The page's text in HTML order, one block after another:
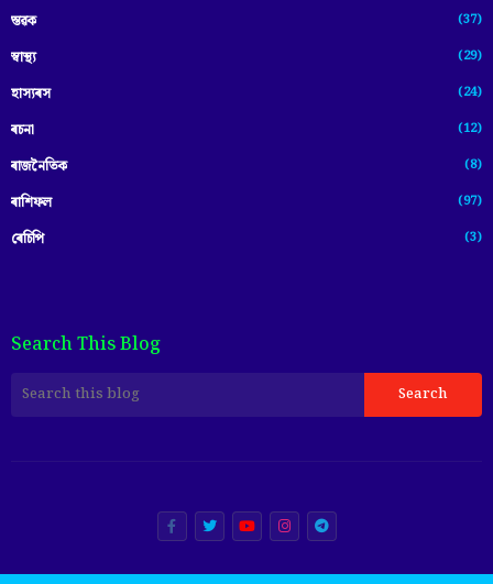
স্তৱক (37)
স্বাস্থ্য (29)
হাস্যৰস (24)
ৰচনা (12)
ৰাজনৈতিক (8)
ৰাশিফল (97)
ৰেচিপি (3)
Search This Blog